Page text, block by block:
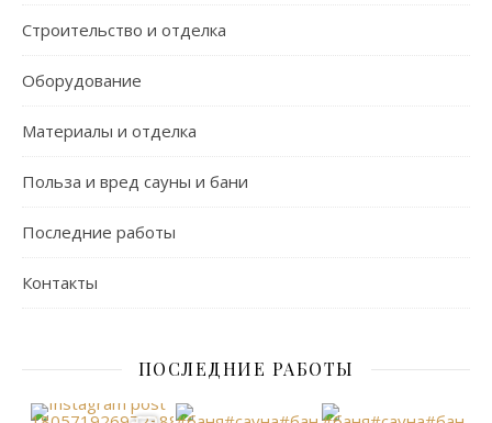
Строительство и отделка
Оборудование
Материалы и отделка
Польза и вред сауны и бани
Последние работы
Контакты
ПОСЛЕДНИЕ РАБОТЫ